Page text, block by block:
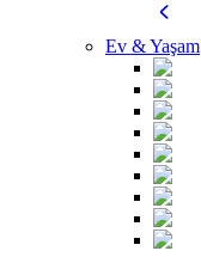
Ev & Yaşam